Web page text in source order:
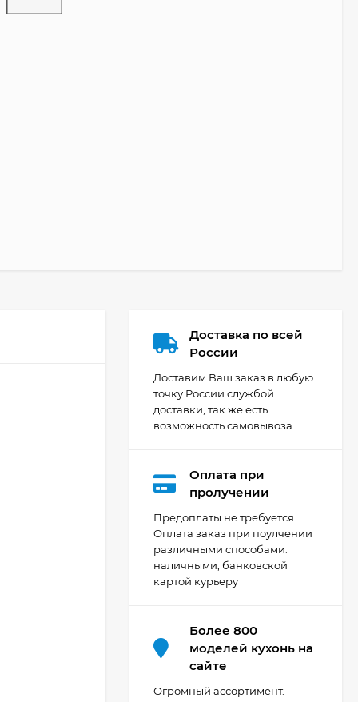
Доставка по всей
России
Доставим Ваш заказ в любую
точку России службой
доставки, так же есть
возможность самовывоза
Оплата при
пролучении
Предоплаты не требуется.
Оплата заказ при поулчении
различными способами:
наличными, банковской
картой курьеру
Более 800
моделей кухонь на
сайте
Огромный ассортимент.
Кухня Мишель -
длина 4,2 м
69 303₽
Кухня Принцесса -
44 091
Кухня Point 1,2 м -